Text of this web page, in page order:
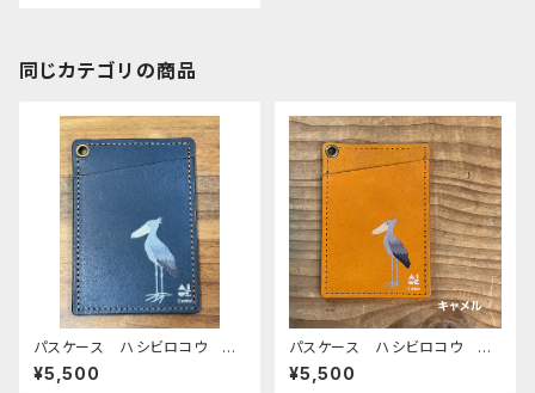
同じカテゴリの商品
パスケース ハシビロコウ ネ
イビー navy 栃木レザー
はしびろこう
¥5,500
パスケース ハシビロコウ キ
ャメル CAMEL
¥5,500